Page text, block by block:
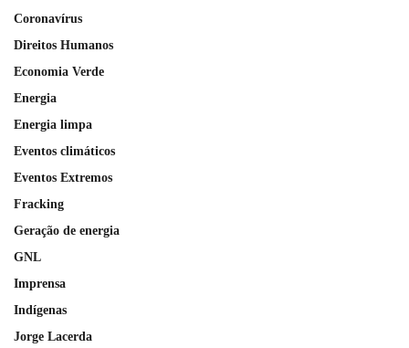
Coronavírus
Direitos Humanos
Economia Verde
Energia
Energia limpa
Eventos climáticos
Eventos Extremos
Fracking
Geração de energia
GNL
Imprensa
Indígenas
Jorge Lacerda